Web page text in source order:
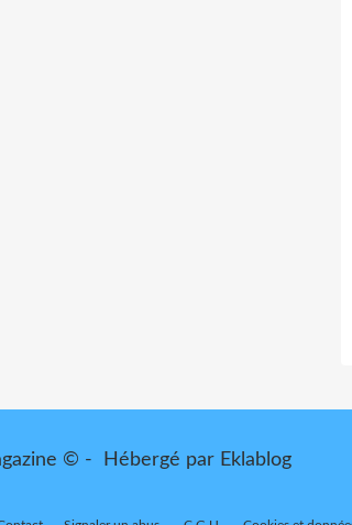
© - Hébergé par Eklablog